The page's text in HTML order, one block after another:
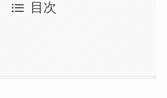
目次